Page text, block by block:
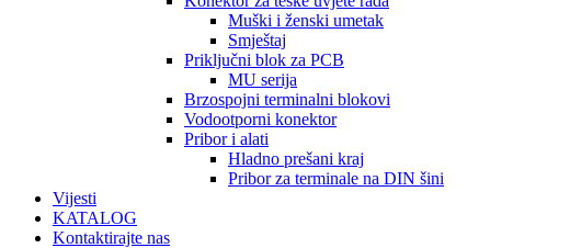
Muški i ženski umetak
Smještaj
Priključni blok za PCB
MU serija
Brzospojni terminalni blokovi
Vodootporni konektor
Pribor i alati
Hladno prešani kraj
Pribor za terminale na DIN šini
Vijesti
KATALOG
Kontaktirajte nas